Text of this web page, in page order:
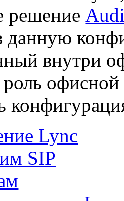
решение
данную
внутри